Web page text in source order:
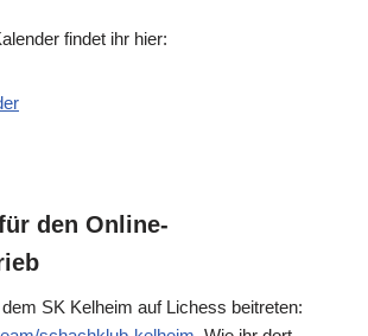
findet ihr hier:
den Online-
SK Kelheim auf Lichess beitreten: